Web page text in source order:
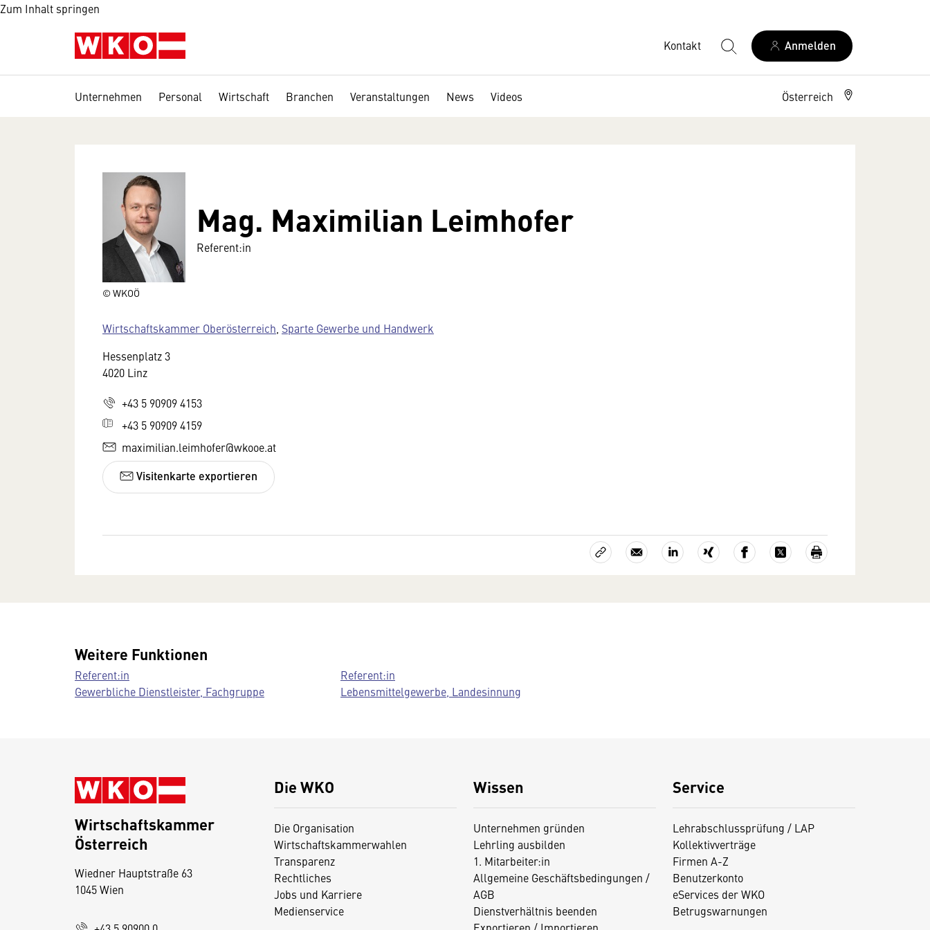
Zum Inhalt springen
Kontakt Anmelden
Unternehmen Personal Wirtschaft Branchen Veranstaltungen News Videos Österreich
© WKOÖ
Mag. Maximilian Leimhofer
Referent:in
Wirtschaftskammer Oberösterreich Sparte Gewerbe und Handwerk
Hessenplatz 3
4020 Linz
+43 5 90909 4153
+43 5 90909 4159
maximilian.leimhofer@wkooe.at
Visitenkarte exportieren
Weitere Funktionen
Referent:in
Gewerbliche Dienstleister, Fachgruppe
Referent:in
Lebensmittelgewerbe, Landesinnung
Die WKO
Die Organisation
Wirtschaftskammerwahlen
Transparenz
Rechtliches
Jobs und Karriere
Medienservice
Wissen
Unternehmen gründen
Lehrling ausbilden
1. Mitarbeiter:in
Allgemeine Geschäftsbedingungen /
AGB
Dienstverhältnis beenden
Service
Lehrabschlussprüfung / LAP
Kollektivverträge
Firmen A-Z
Benutzerkonto
eServices der WKO
Betrugswarnungen
Wirtschaftskammer
Österreich
Wiedner Hauptstraße 63
1045 Wien